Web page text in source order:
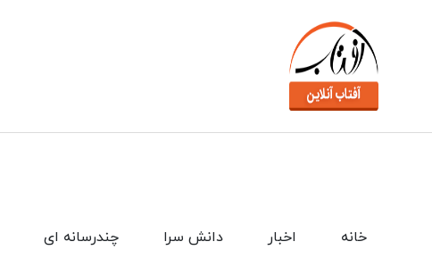
چندرسانه ای دانش سرا اخبار خانه